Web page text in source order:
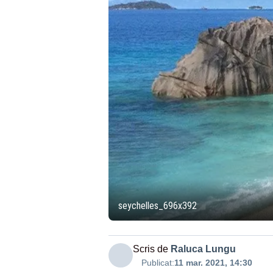
seychelles_696x392
Scris de Raluca Lungu
Publicat:11 mar. 2021, 14:30